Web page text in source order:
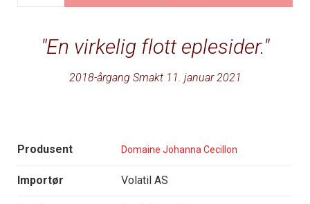
En virkelig flott eplesider.
2018-årgang Smakt 11. januar 2021
Produsent Domaine Johanna Cecillon
Importør Volatil AS